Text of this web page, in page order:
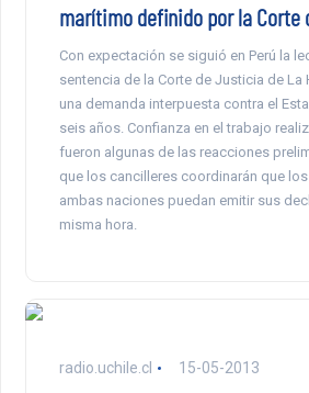
marítimo definido por la Corte
Con expectación se siguió en Perú la
sentencia de la Corte de Justicia de La
una demanda interpuesta contra el
seis años. Confianza en el trabajo
fueron algunas de las reacciones
que los cancilleres coordinarán que
ambas naciones puedan emitir sus
misma hora.
radio.uchile.cl 15-05-2013